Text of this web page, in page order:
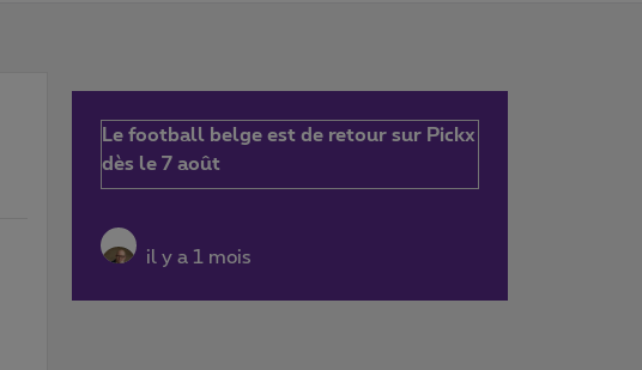
Le football belge est de retour sur Pickx
dès le 7 août
il y a 1 mois